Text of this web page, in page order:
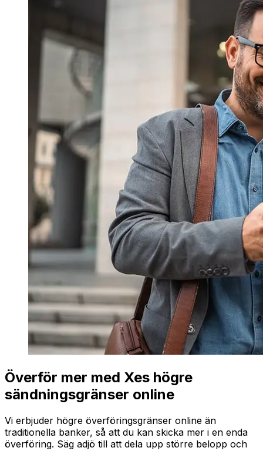
Överför mer med Xes högre
sändningsgränser online
Vi erbjuder högre överföringsgränser online än
traditionella banker, så att du kan skicka mer i en enda
överföring. Säg adjö till att dela upp större belopp och